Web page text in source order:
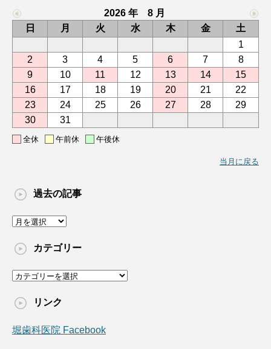
2026 年 8 月
日
月 火 水 木 金
土
1
2
3 4 5 6 7
8
9
10 11 12 13 14
15
16
17 18 19 20 21
22
23
24 25 26 27 28
29
30
31
全休 午前休 午後休
当月に戻る
過去の記事
過
の
事
カテゴリー
カ
ゴ
ー
リンク
堀歯科医院 Facebook